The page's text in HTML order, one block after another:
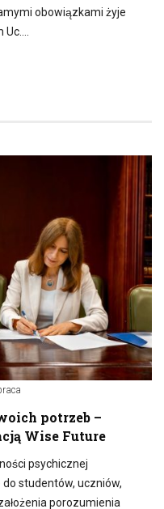
obowiązkami żyje
potrzeb –
Wise Future
psychicznej
studentów, uczniów,
porozumienia